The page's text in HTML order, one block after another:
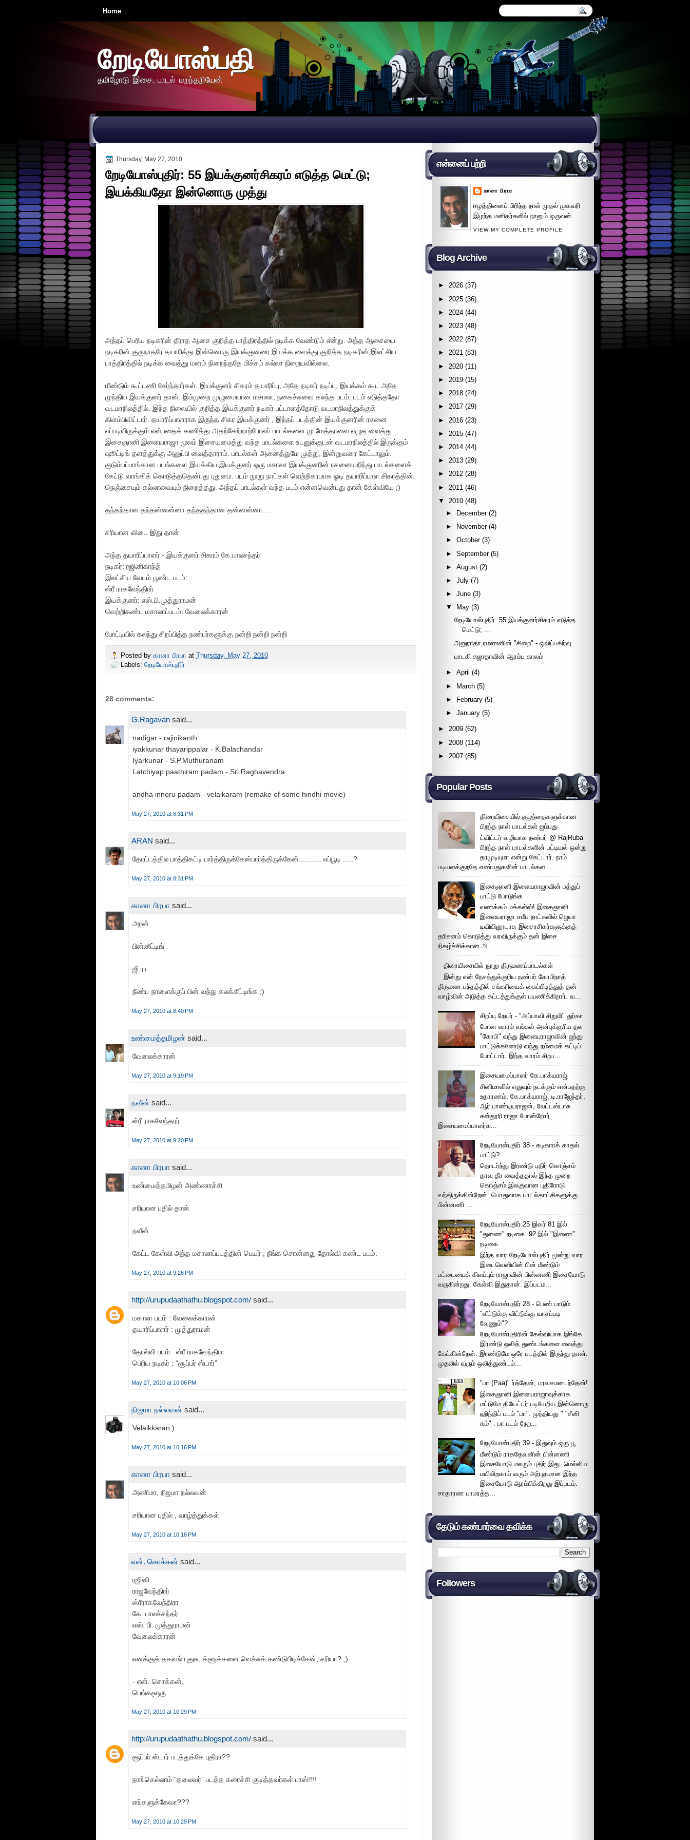
Home
றேடியோஸ்பதி
தமிழோடு இசை, பாடல் மறந்தறியேன்
Thursday, May 27, 2010
றேடியோஸ்புதிர்: 55 இயக்குனர்சிகரம் எடுத்த மெட்டு;
இயக்கியதோ இன்னொரு முத்து
அந்தப் பெரிய நடிகரின் தீராத ஆசை குறித்த பாத்திரத்தில் நடிக்க வேண்டும் என்று. அந்த ஆசையை
நடிகரின் குருநாதரே தயாரித்து இன்னொரு இயக்குனரை இயக்க வைத்து குறித்த நடிகரின் இலட்சிய
பாத்திரத்தில் நடிக்க வைத்து மனம் நிறைந்ததே மிச்சம் கல்லா நிறையவில்லை.
மீண்டும் கூட்டணி சேர்ந்தார்கள். இயக்குனர் சிகரம் தயாரிப்பு, அதே நடிகர் நடிப்பு, இயக்கம் கூட அதே
முந்திய இயக்குனர் தான். இம்முறை முழுமையான மசாலா, நகைச்சுவை கலந்த படம். படம் எடுத்ததோ
வடமாநிலத்தில். இந்த நிலையில் குறித்த இயக்குனர் நடிகர் பட்டாளத்தோடு வடமாநிலத்துக்குக்
கிளம்பிவிட்டார். தயாரிப்பாளராக இருந்த சிகர இயக்குனர் , இந்தப் படத்தின் இயக்குனரின் ரசனை
எப்படியிருக்கும் என்பதைக் கணித்து அதற்கேற்றாற்போலப் பாடல்களை மு.மேத்தாவை எழுத வைத்து
இசைஞானி இளையராஜா மூலம் இசையமைத்து வந்த பாடல்களை உடனுக்குடன் வடமாநிலத்தில் இருக்கும்
ஷூட்டிங் தளத்துக்கு அனுப்பி வைத்தாராம். பாடல்கள் அனைத்துமே முத்து, இன்றுவரை கேட்டாலும்.
குடும்பப்பாங்கான படங்களை இயக்கிய இயக்குனர் ஒரு மசாலா இயக்குனரின் ரசனையறிந்து பாடல்களைக்
கேட்டு வாங்கிக் கொடுத்ததென்பது புதுமை. படம் நூறு நாட்கள் வெற்றிகரமாக ஓடி தயாரிப்பாள சிகரத்தின்
நெஞ்சையும் கல்லாவையும் நிறைத்தது. அந்தப் பாடல்கள் வந்த படம் என்னவென்பது தான் கேள்வியே ;)
தந்தந்தான தந்தன்னன்னா தந்ததந்தான தன்னன்னா....
சரியான விடை இது தான்
அந்த தயாரிப்பாளர் - இயக்குனர் சிகரம் கே.பாலசந்தர்
நடிகர்: ரஜினிகாந்த்
இலட்சிய வேடம் பூண்ட படம்:
ஸ்ரீ ராகவேந்திரர்
இயக்குனர்: எஸ்.பி.முத்துராமன்
வெற்றிகண்ட மசாலாப்படம்: வேலைக்காரன்
போட்டியில் கலந்து சிறப்பித்த நண்பர்களுக்கு நன்றி நன்றி நன்றி
Posted by கானா பிரபா at Thursday, May 27, 2010
Labels: றேடியோஸ்புதிர்
28 comments:
G.Ragavan said...
nadigar - rajinikanth
iyakkunar thayarippalar - K.Balachandar
Iyarkunar - S.P.Muthuranam
Latchiyap paathiram padam - Sri Raghavendra
andha innoru padam - velaikaram (remake of some hindhi movie)
May 27, 2010 at 8:31 PM
ARAN said...
தோட்டத்தில பாத்திகட்டி பார்த்திருக்கேன்பார்த்திருக்கேன்........... எப்பூடி .....?
May 27, 2010 at 8:31 PM
கானா பிரபா said...
அரன்
பின்னீட்டிங்
ஜி.ரா
நீண்ட நாளைக்குப் பின் வந்து கலக்கீட்டிங்க ;)
May 27, 2010 at 8:40 PM
உண்மைத்தமிழன் said...
வேலைக்காரன்
May 27, 2010 at 9:19 PM
நவீன் said...
ஸ்ரீ ராகவேந்தரர்
May 27, 2010 at 9:20 PM
கானா பிரபா said...
உண்மைத்தமிழன் அண்ணாச்சி
சரியான பதில் தான்
நவீன்
கேட்ட கேள்வி அந்த மசாலாப்படத்தின் பெயர் , நீங்க சொன்னது தோல்வி கண்ட படம்.
May 27, 2010 at 9:26 PM
http://urupudaathathu.blogspot.com/ said...
மசாலா படம் : வேலைக்காரன்
தயாரிப்பாளர் : முத்துராமன்
தோல்வி படம் : ஸ்ரீ ராகவேந்திரா
பெரிய நடிகர் : “சூப்பர் ஸ்டார்”
May 27, 2010 at 10:06 PM
நிஜமா நல்லவன் said...
Velaikkaran:)
May 27, 2010 at 10:16 PM
கானா பிரபா said...
அணிமா, நிஜமா நல்லவன்
சரியான பதில் , வாழ்த்துக்கள்
May 27, 2010 at 10:18 PM
என். சொக்கன் said...
ரஜினி
ராஜவேந்திரர்
ஸ்ரீராகவேந்திரா
கே. பாலச்சந்தர்
எஸ். பி. முத்துராமன்
வேலைக்காரன்
எனக்குத் தகவல் புதுசு, க்ளூக்களை வெச்சுக் கண்டுபிடிச்சேன், சரியா? ;)
- என். சொக்கன்,
பெங்களூரு.
May 27, 2010 at 10:29 PM
http://urupudaathathu.blogspot.com/ said...
சூப்பர் ஸ்டார் படத்துக்கே புதிரா??
நாங்கெல்லாம் ”தலைவர்” படத்த கரைச்சி குடித்தவர்கள் பாஸ்!!!!
எங்களுக்கேவா???
May 27, 2010 at 10:29 PM
என்னைப் பற்றி
கானா பிரபா
ஈழத்தினைப் பிரிந்த நாள் முதல் முகவரி
இழந்த மனிதர்களில் நானும் ஒருவன்
VIEW MY COMPLETE PROFILE
Blog Archive
► 2026 (37)
► 2025 (36)
► 2024 (44)
► 2023 (48)
► 2022 (87)
► 2021 (83)
► 2020 (11)
► 2019 (15)
► 2018 (24)
► 2017 (29)
► 2016 (23)
► 2015 (47)
► 2014 (44)
► 2013 (29)
► 2012 (28)
► 2011 (46)
▼
2010 (48)
►
December (2)
►
November (4)
►October (3)
►September (5)
►August (2)
►July (7)
►June (3)
▼
May (3)
றேடியோஸ்புதிர்: 55 இயக்குனர்சிகரம் எடுத்த
மெட்டு; ...
அனுராதா ரமணனின் "சிறை" - ஒலிப்பகிர்வு
பாடகி சுஜாதாவின் ஆரம்ப காலம்
►April (4)
► March (5)
►
February (5)
►January (5)
► 2009 (62)
► 2008 (114)
► 2007 (85)
Popular Posts
திரையிசையில் குழந்தைகளுக்கான
பிறந்த நாள் பாடல்கள் ஐம்பது
ட்விட்டர் வழியாக நண்பர் @ RajRuba
பிறந்த நாள் பாடல்களின் பட்டியல் ஒன்று
தரமுடியுமா என்று கேட்டார். நாம்
படியளக்குறதே எண்பதுகளின் பாடல்கள...
இசைஞானி இளையராஜாவின் பத்துப்
பாட்டு போடுங்க
வணக்கம் மக்கள்ஸ்! இசைஞானி
இளையராஜா சமீப நாட்களில் ஜெயா
டிவியினூடாக இசைரசிகர்களுக்குத்
தரிசனம் கொடுத்து வரவிருக்கும் தன் இசை
நிகழ்ச்சிக்கான அ...
திரையிசையில் நூறு திருமணப்பாடல்கள்
இன்று என் நேசத்துக்குரிய நண்பர் கோபிநாத்
திருமண பந்தத்தில் சங்கரியைக் கைப்பிடித்துத் தன்
வாழ்வின் அடுத்த கட்டத்துக்குள் பயணிக்கிறார். வ...
சிறப்பு நேயர் - "அப்பாவி சிறுமி" துர்கா
போன வாரம் எங்கள் அன்புக்குரிய தல
"கோபி" வந்து இளையராஜாவின் ஐந்து
பாட்டுக்களோடு வந்து நம்மைக் கட்டிப்
போட்டார். இந்த வாரம் சிறப...
இசையமைப்பாளர் கே.பாக்யராஜ்
சினிமாவில் எதுவும் நடக்கும் என்பதற்கு
உதாரணம், கே.பாக்யராஜ், டி.ராஜேந்தர்,
ஆர்.பாண்டியராஜன், லேட்டஸ்டாக
கஸ்தூரி ராஜா போன்றோர்
இசையமைப்பாளர்க...
றேடியோஸ்புதிர் 38 - கடிகாரக் காதல்
பாட்டு்?
தொடர்ந்து இரண்டு புதிர் கொஞ்சம்
தாவு தீர வைத்ததால் இந்த முறை
கொஞ்சம் இலகுவான புதிரோடு
வந்திருக்கின்றேன். பொதுவாக பாடல்காட்சிகளுக்கு
பின்னணி ...
றேடியோஸ்புதிர் 25 இவர் 81 இல்
"துணை" நடிகை: 92 இல் "இணை"
நடிகை
இந்த வார றேடியோஸ்புதிர் மூன்று வார
இடைவெளியின் பின் மீண்டும்
பட்டையைக் கிளப்பும் ராஜாவின் பின்னணி இசையோடு
வருகின்றது. கேள்வி இதுதான். இப்படம...
றேடியோஸ்புதிர் 28 - பெண் பாடும்
"வீட்டுக்கு விட்டுக்கு வாசப்படி
வேணும்"?
றேடியோஸ்புதிரின் கேள்வியாக இங்கே
இரண்டு ஒலித் துண்டங்களை வைத்து
கேட்கின்றேன். இரண்டுமே ஒரே படத்தில் இருந்து தான்.
முதலில் வரும் ஒலித்துண்டம்...
"பா (Paa)" ர்த்தேன், பரவசமடைந்தேன்!
இசைஞானி இளையராஜாவுக்காக
மட்டுமே தியேட்டர் படியேறிய இன்னொரு
ஹிந்திப் படம் "பா". முந்தியது " "சீனி
கம்" . பா படம் நேற...
றேடியோஸ்புதிர் 39 - இதுவும் ஒரு பூ
மீண்டும் ராகதேவனின் பின்னணி
இசையோடு மலரும் புதிர் இது. மெல்லிய
மயிலிறகாய் வரும் அற்புதமான இந்த
இசையோடு ஆரம்பிக்கிறது இப்படம்.
சாதாரண பாமரத்த...
தேடும் கண்பார்வை தவிக்க
Followers